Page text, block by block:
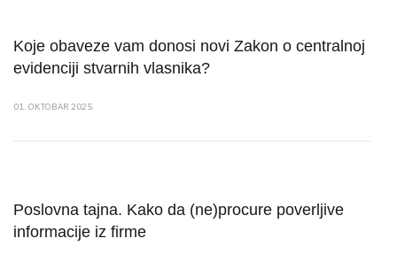
Koje obaveze vam donosi novi Zakon o centralnoj
evidenciji stvarnih vlasnika?
01. OKTOBAR 2025.
Poslovna tajna. Kako da (ne)procure poverljive
informacije iz firme